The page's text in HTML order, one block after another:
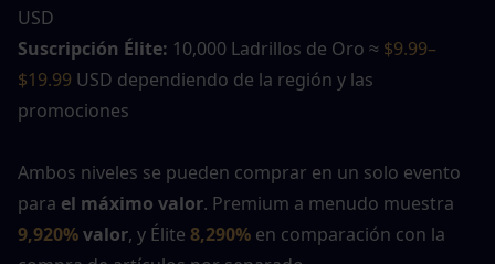
USD
Suscripción Élite: 10,000 Ladrillos de Oro ≈ $9.99–
$19.99 USD dependiendo de la región y las
promociones
Ambos niveles se pueden comprar en un solo evento
para el máximo valor
9,920% valor, y Élite 8,290% en comparación con la